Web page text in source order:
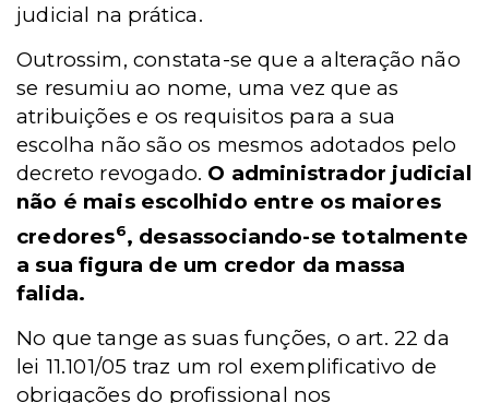
judicial na prática.
Outrossim, constata-se que a alteração não
se resumiu ao nome, uma vez que as
atribuições e os requisitos para a sua
escolha não são os mesmos adotados pelo
decreto revogado. O administrador judicial
não é mais escolhido entre os maiores
credores6, desassociando-se totalmente
a sua figura de um credor da massa
falida.
No que tange as suas funções, o art. 22 da
lei 11.101/05 traz um rol exemplificativo de
obrigações do profissional nos